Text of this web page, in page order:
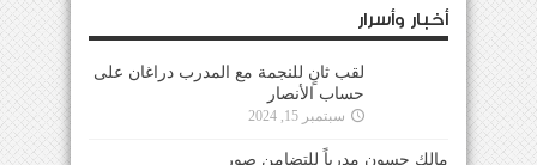
أخبار وأسرار
لقب ثانٍ للنجمة مع المدرب دراغان على
حساب الأنصار
سبتمبر 15, 2024
مالك حسون مدرباً للتضامن صور